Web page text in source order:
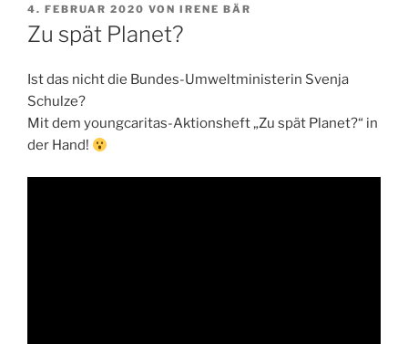
VERÖFFENTLICHT
AM
4. FEBRUAR 2020 VON IRENE BÄR
Zu spät Planet?
Ist das nicht die Bundes-Umweltministerin Svenja
Schulze?
Mit dem youngcaritas-Aktionsheft „Zu spät Planet?“ in
der Hand!